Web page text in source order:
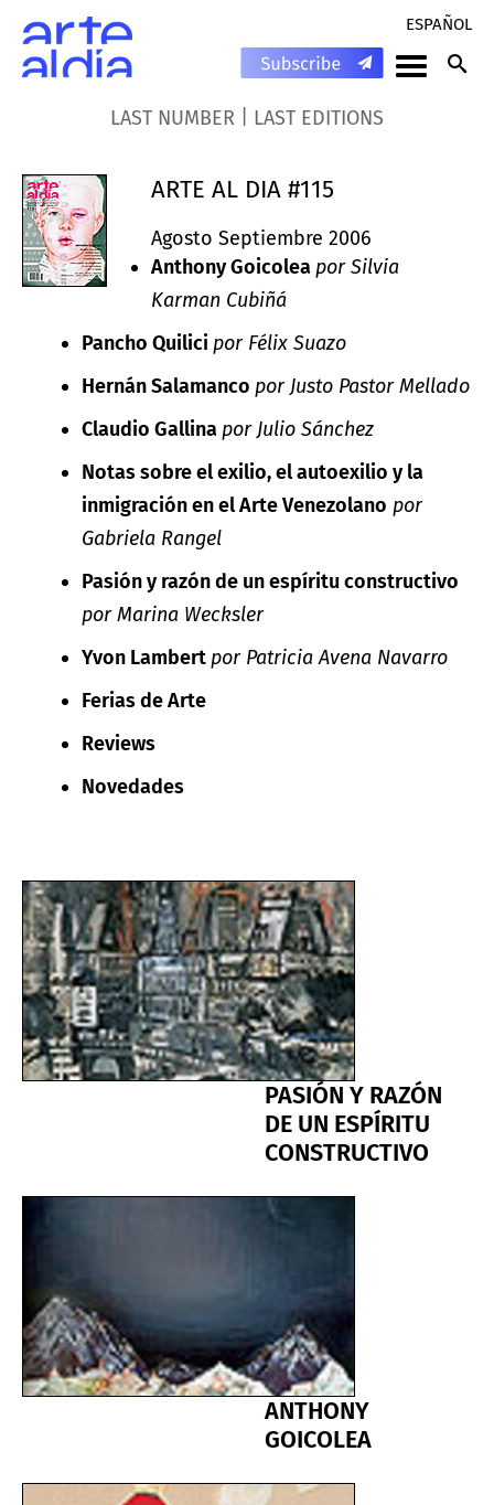
ESPAÑOL
LAST NUMBER LAST EDITIONS
ARTE AL DIA #115
Agosto Septiembre 2006
Anthony Goicolea por Silvia
Karman Cubiñá
Pancho Quilici por Félix Suazo
Hernán Salamanco por Justo Pastor Mellado
Claudio Gallina por Julio Sánchez
Notas sobre el exilio, el autoexilio y la
inmigración en el Arte Venezolano por
Gabriela Rangel
Pasión y razón de un espíritu constructivo
por Marina Wecksler
Yvon Lambert por Patricia Avena Navarro
Ferias de Arte
Reviews
Novedades
PASIÓN Y RAZÓN
DE UN ESPÍRITU
CONSTRUCTIVO
ANTHONY
GOICOLEA